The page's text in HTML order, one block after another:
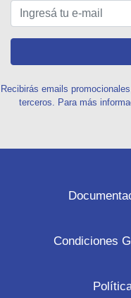
Recibirás emails
terceros. Para más
Condiciones